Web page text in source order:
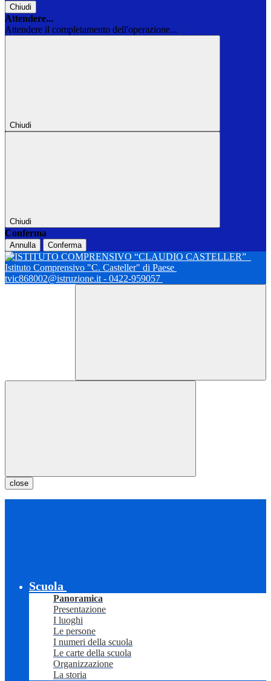
Chiudi
Attendere...
Attendere il completamento dell'operazione...
Chiudi
Chiudi
Conferma
Annulla Conferma
Istituto Comprensivo "C. Casteller" di Paese
tvic868002@istruzione.it - 0422-959057
close
Scuola
Panoramica
Presentazione
I luoghi
Le persone
I numeri della scuola
Le carte della scuola
Organizzazione
La storia